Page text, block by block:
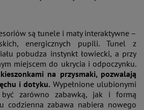
są tunele i maty interaktywne –
energicznych pupili. Tunel z
pobudza instynkt łowiecki, a przy
miejscem do ukrycia i odpoczynku.
na przysmaki, pozwalają
i dotyku. Wypełnione ulubionymi
być zarówno zabawką, jak i formą
codzienna zabawa nabiera nowego